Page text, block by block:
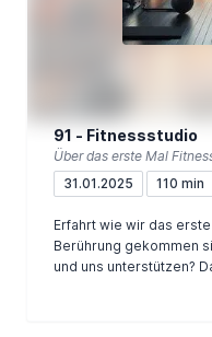
91 - Fitnessstudio
31.01.2025
110 min
Erfahrt wie wir das
Berührung gekommen sind. Du willst mehr von
und uns unterstützen?